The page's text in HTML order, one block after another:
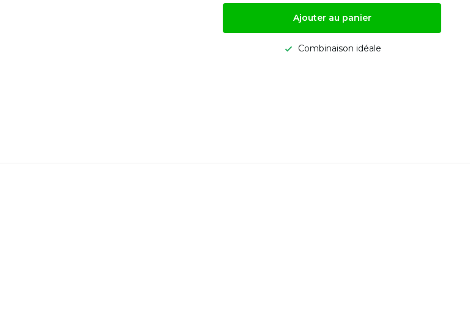
Ajouter au panier
Combinaison idéale